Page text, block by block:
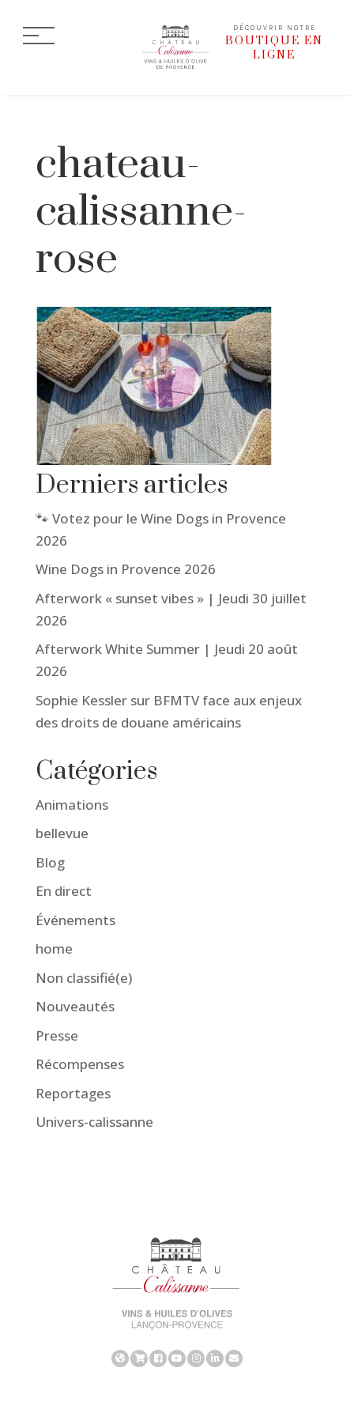
DÉCOUVRIR NOTRE
BOUTIQUE EN
LIGNE
chateau-
calissanne-
rose
Derniers articles
🐾 Votez pour le Wine Dogs in Provence
2026
Wine Dogs in Provence 2026
Afterwork « sunset vibes » | Jeudi 30 juillet
2026
Afterwork White Summer | Jeudi 20 août
2026
Sophie Kessler sur BFMTV face aux enjeux
des droits de douane américains
Catégories
Animations
bellevue
Blog
En direct
Événements
home
Non classifié(e)
Nouveautés
Presse
Récompenses
Reportages
Univers-calissanne